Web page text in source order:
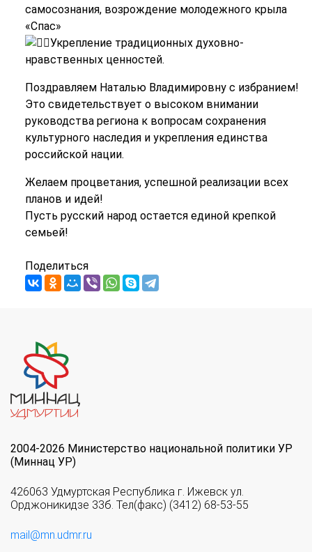
самосознания, возрождение молодежного крыла
«Спас»
Укрепление традиционных духовно-
нравственных ценностей.
Поздравляем Наталью Владимировну с избранием!
Это свидетельствует о высоком внимании
руководства региона к вопросам сохранения
культурного наследия и укрепления единства
российской нации.
Желаем процветания, успешной реализации всех
планов и идей!
Пусть русский народ остается единой крепкой
семьей!
Поделиться
2004-2026 Министерство национальной политики УР
(Миннац УР)
426063 Удмуртская Республика г. Ижевск ул.
Орджоникидзе 33б. Тел(факс) (3412) 68-53-55
mail@mn.udmr.ru